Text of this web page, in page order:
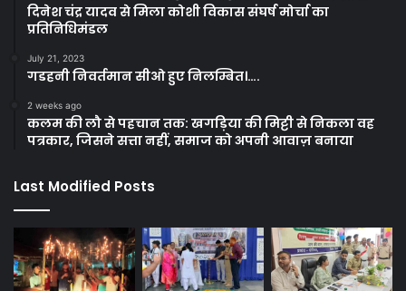
दिनेश चंद्र यादव से मिला कोशी विकास संघर्ष मोर्चा का
प्रतिनिधिमंडल
July 21, 2023
गडहनी निवर्तमान सीओ हुए निलम्बित।….
2 weeks ago
कलम की लौ से पहचान तक: खगड़िया की मिट्टी से निकला वह
पत्रकार, जिसने सत्ता नहीं, समाज को अपनी आवाज़ बनाया
Last Modified Posts